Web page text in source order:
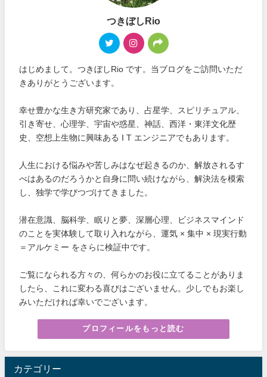
つきぼしRio
はじめまして。つきぼしRio です。当ブログをご訪問いただ
きありがとうございます。
幸せ豊かな生き方研究家であり、占星学、スピリチュアル、
引き寄せ、心理学、宇宙や惑星、神話、西洋・東洋文化歴
史、空想上生物に興味ある I T エンジニアでもあります。
人生における悩みや苦しみはなぜ起きるのか、解放されるす
べはあるのだろうかと自身に問い続けながら、解決法を模索
し、独学で学びつづけてきました。
潜在意識、脳科学、眠りと夢、深層心理、ビジネスマインド
のことを実体験して取り入れながら、運気 × 集中 × 現実行動
＝アルケミー をさらに検証中です。
ご覧になられる方々の、何らかのお役に立てることがありま
したら、これに変わる喜びはございません。少しでもお楽し
みいただければ幸いでございます。
プロフィールをもっと読む
カテゴリー